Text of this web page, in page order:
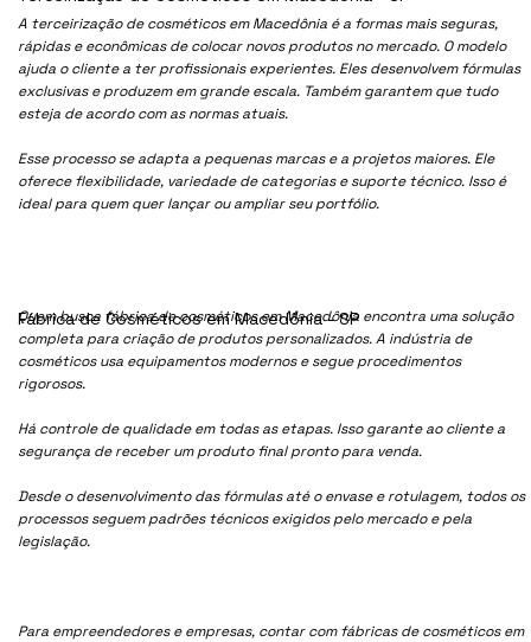
A terceirização de cosméticos em Macedônia é a formas mais seguras,
rápidas e econômicas de colocar novos produtos no mercado. O modelo
ajuda o cliente a ter profissionais experientes. Eles desenvolvem fórmulas
exclusivas e produzem em grande escala. Também garantem que tudo
esteja de acordo com as normas atuais.
Esse processo se adapta a pequenas marcas e a projetos maiores. Ele
oferece flexibilidade, variedade de categorias e suporte técnico. Isso é
ideal para quem quer lançar ou ampliar seu portfólio.
Quem busca fábrica de cosméticos em Macedônia encontra uma solução
completa para criação de produtos personalizados. A indústria de
cosméticos usa equipamentos modernos e segue procedimentos
rigorosos.
Há controle de qualidade em todas as etapas. Isso garante ao cliente a
segurança de receber um produto final pronto para venda.
Desde o desenvolvimento das fórmulas até o envase e rotulagem, todos os
processos seguem padrões técnicos exigidos pelo mercado e pela
legislação.
Para empreendedores e empresas, contar com fábricas de cosméticos em
Fábrica de Cosméticos em Macedônia - SP